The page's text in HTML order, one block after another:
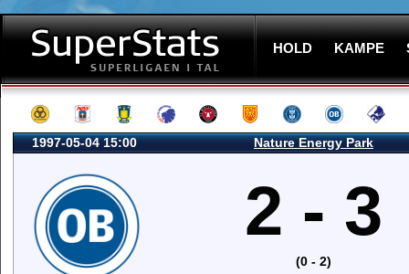
HOLD KAMPE
1997-05-04 15:00 Nature Energy Park
2 - 3
(0 - 2)